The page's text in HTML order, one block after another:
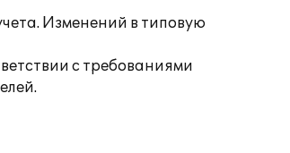
Изменений в типовую
с требованиями